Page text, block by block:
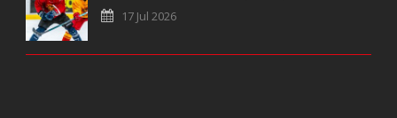
17 Jul 2026